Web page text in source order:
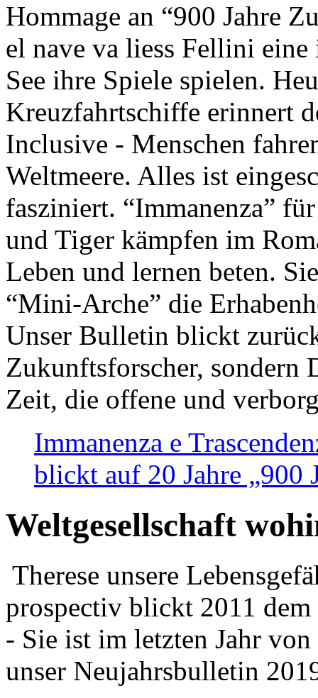
Hommage an “900 Jahre
el nave va liess Fellini
See ihre Spiele spielen.
Kreuzfahrtschiffe erinnert
Inclusive - Menschen
Weltmeere. Alles ist
fasziniert. “Immanenza”
und Tiger kämpfen im
Leben und lernen beten.
“Mini-Arche” die
Unser Bulletin blickt
Zukunftsforscher, sondern
Zeit, die offene und
Immanenza e
blickt auf 20 Jahre „900
Weltgesellschaft
Therese unsere
prospectiv blickt 2011
- Sie ist im letzten Jahr
unser Neujahrsbulletin